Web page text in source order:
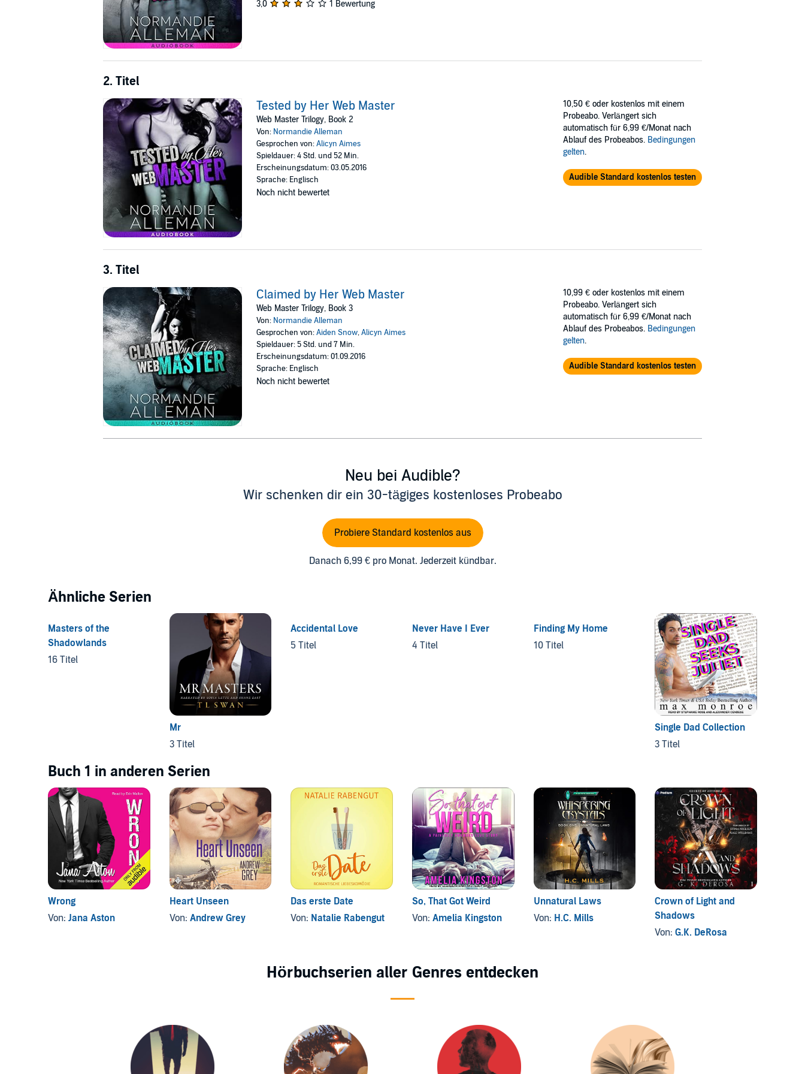
3,0 1 Bewertung
2. Titel
Tested by Her Web Master
Web Master Trilogy, Book 2
Von: Normandie Alleman
Gesprochen von:Alicyn Aimes
Spieldauer: 4 Std. und 52 Min.
Erscheinungsdatum: 03.05.2016
Sprache: Englisch
Noch nicht bewertet
10,50 € oder kostenlos mit einem
Probeabo. Verlängert sich
automatisch für 6,99 €/Monat nach
Ablauf des Probeabos. Bedingungen
gelten.
Audible Standard kostenlos testen
3. Titel
Claimed by Her Web Master
Web Master Trilogy, Book 3
Von: Normandie Alleman
Gesprochen von:Aiden Snow,Alicyn Aimes
Spieldauer: 5 Std. und 7 Min.
Erscheinungsdatum: 01.09.2016
Sprache: Englisch
Noch nicht bewertet
10,99 € oder kostenlos mit einem
Probeabo. Verlängert sich
automatisch für 6,99 €/Monat nach
Ablauf des Probeabos. Bedingungen
gelten.
Audible Standard kostenlos testen
Neu bei Audible?
Wir schenken dir ein 30-tägiges kostenloses Probeabo
Probiere Standard kostenlos aus
Danach 6,99 € pro Monat. Jederzeit kündbar.
Ähnliche Serien
Masters of the
Shadowlands
16 Titel
Mr
3 Titel
Accidental Love
5 Titel
Never Have I Ever
4 Titel
Finding My Home
10 Titel
Single Dad Collection
3 Titel
Buch 1 in anderen Serien
Wrong
Von: Jana Aston
Heart Unseen
Von: Andrew Grey
Das erste Date
Von: Natalie Rabengut
So, That Got Weird
Von: Amelia Kingston
Unnatural Laws
Von: H.C. Mills
Crown of Light and
Shadows
Von:G.K. DeRosa
Hörbuchserien aller Genres entdecken